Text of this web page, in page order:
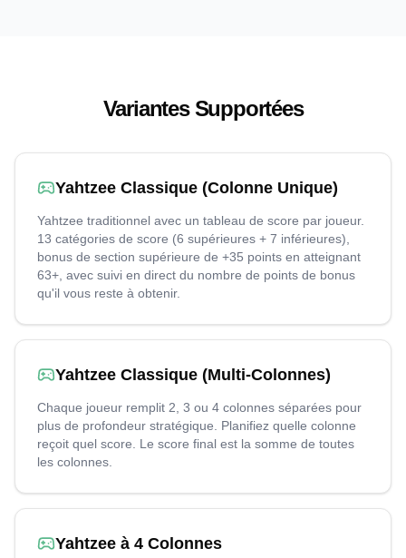
Variantes Supportées
Yahtzee Classique (Colonne Unique)
Yahtzee traditionnel avec un tableau de score par joueur.
13 catégories de score (6 supérieures + 7 inférieures),
bonus de section supérieure de +35 points en atteignant
63+, avec suivi en direct du nombre de points de bonus
qu'il vous reste à obtenir.
Yahtzee Classique (Multi-Colonnes)
Chaque joueur remplit 2, 3 ou 4 colonnes séparées pour
plus de profondeur stratégique. Planifiez quelle colonne
reçoit quel score. Le score final est la somme de toutes
les colonnes.
Yahtzee à 4 Colonnes